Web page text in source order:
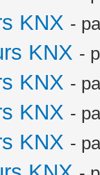
KNX -
KNX -
KNX -
KNX -
KNX -